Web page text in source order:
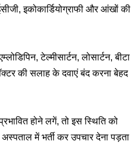
इकोकार्डियोग्राफी और आंखों की
टेल्मीसार्टन, लोसार्टन, बीटा
की सलाह के दवाएं बंद करना बेहद
होने लगें, तो इस स्थिति को
में भर्ती कर उपचार देना पड़ता